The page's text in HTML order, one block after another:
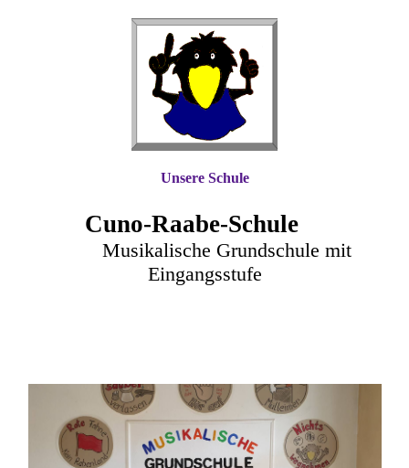
Cuno-Raabe-Schule
Musikalische Grundschule mit
Eingangsstufe
Unsere Schule